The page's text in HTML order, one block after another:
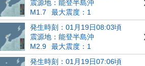
震源地：能登半島沖
M1.7
最大震度：1
発生時刻：01月19日08:03頃
震源地：能登半島沖
M2.9
最大震度：1
発生時刻：01月19日07:06頃